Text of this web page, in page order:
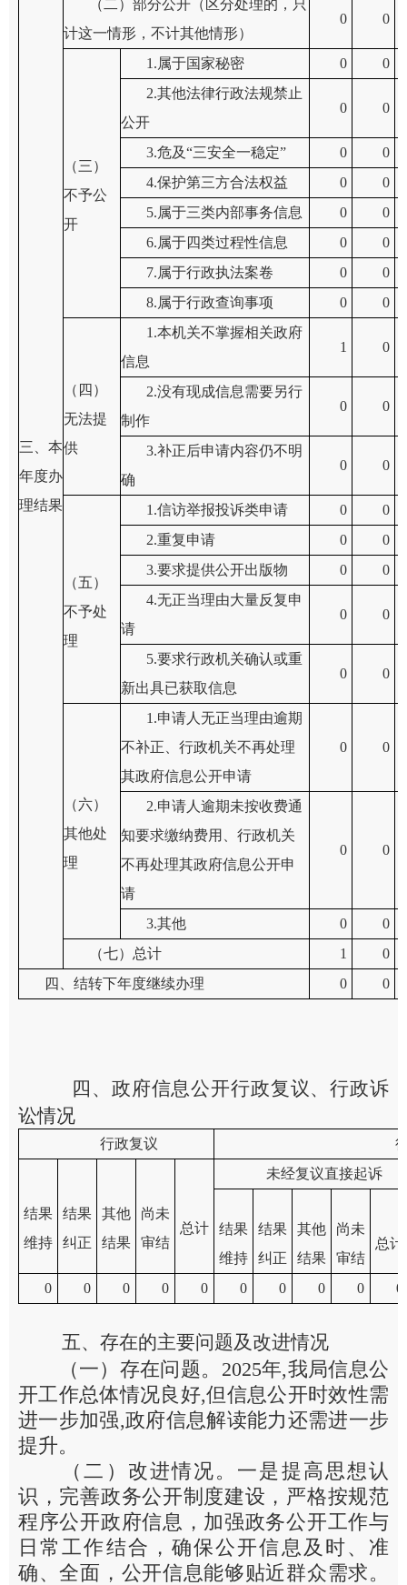
三、本
年度办
理结果
（二）部分公开 （区分处理的，只
计这一情形，不计其他情形）
0 0
（三）
不予公
开
1.属于国家秘密 0
0
2.其他法律行政法规禁止
公开
0 0
3.危及“三安全一稳定” 0
0
4.保护第三方合法权益
0
0
5.属于三类内部事务信息
0
0
6.属于四类过程性信息
0
0
7.属于行政执法案卷
0
0
8.属于行政查询事项
0 0
（四）
无法提
供
1.本机关不掌握相关政府
信息
1 0
2.没有现成信息需要另行
制作
0 0
3.补正后申请内容仍不明
确
0 0
（五）
不予处
理
1.信访举报投诉类申请 0
0
2.重复申请
0
0
3.要求提供公开出版物
0
0
4.无正当理由大量反复申
请
0 0
5.要求行政机关确认或重
新出具已获取信息
0 0
（六）
其他处
理
1.申请人无正当理由逾期
不补正、行政机关不再处理
其政府信息公开申请
0 0
2.申请人逾期未按收费通
知要求缴纳费用、行政机关
不再处理其政府信息公开申
请
0 0
3.其他 0
0
（七）总计
1
0
四、结转下年度继续办理
0 0
四、政府信息公开行政复议、行政诉
讼情况
行政复议
结果
维持
结果
纠正
其他
结果
尚未
审结
总计
未经复议直接起诉
结果
维持
结果
纠正
其他
结果
尚未
审结
总计
0 0 0 0 0 0 0 0 0 0
五、存在的主要问题及改进情况
（一）存在问题。2025年,我局信息公
开工作总体情况良好,但信息公开时效性需
进一步加强,政府信息解读能力还需进一步
提升。
（二）改进情况。一是提高思想认
识，完善政务公开制度建设，严格按规范
程序公开政府信息，加强政务公开工作与
日常工作结合，确保公开信息及时、准
确、全面，公开信息能够贴近群众需求。